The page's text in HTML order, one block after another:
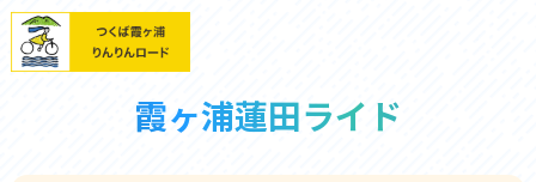
霞ヶ浦蓮田ライド